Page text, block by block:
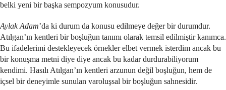
belki yeni bir başka sempozyum konusudur.
Aylak Adam’da ki durum da konusu edilmeye değer bir durumdur.
Atılgan’ın kentleri bir boşluğun tanımı olarak temsil edilmiştir kanımca.
Bu ifadelerimi destekleyecek örnekler elbet vermek isterdim ancak bu
bir konuşma metni diye diye ancak bu kadar durdurabiliyorum
kendimi. Hasılı Atılgan’ın kentleri arzunun değil boşluğun, hem de
içsel bir deneyimle sunulan varoluşsal bir boşluğun sahnesidir.